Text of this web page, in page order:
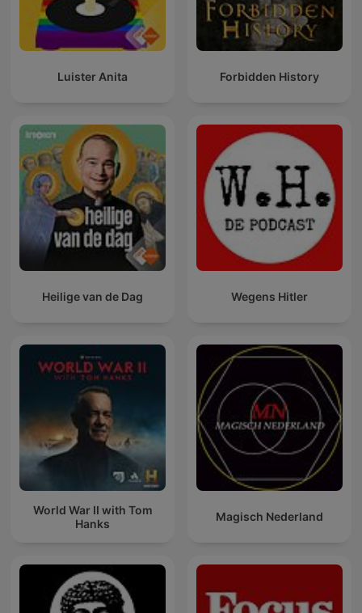
Luister Anita Forbidden History
Heilige van de Dag Wegens Hitler
World War II with Tom
Hanks
Magisch Nederland